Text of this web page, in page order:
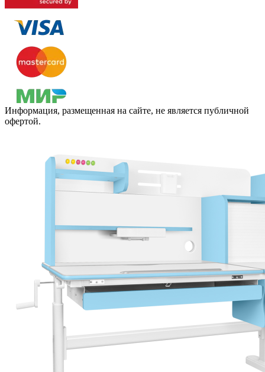
Информация, размещенная на сайте, не является публичной
офертой.